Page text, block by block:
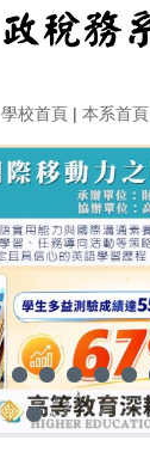
學校首頁 | 本系首頁